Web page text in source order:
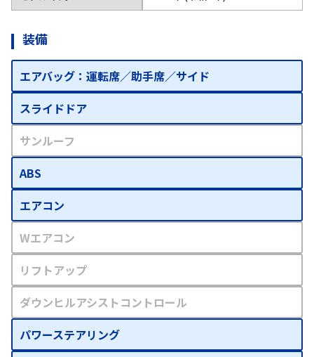
装備
エアバッグ：運転席／助手席／サイド
スライドドア
サンルーフ
ABS
エアコン
Wエアコン
リフトアップ
ダウンヒルアシストコントロール
パワーステアリング